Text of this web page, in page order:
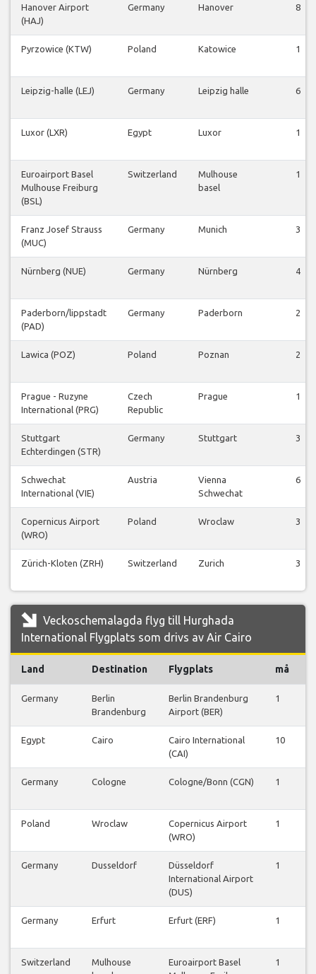
Hanover Airport
(HAJ)
Germany Hanover 8
Pyrzowice (KTW) Poland Katowice 1
Leipzig-halle (LEJ) Germany Leipzig halle 6
Luxor (LXR) Egypt Luxor 1
Euroairport Basel
Mulhouse Freiburg
(BSL)
Switzerland
Mulhouse
basel
1
Franz Josef Strauss
(MUC)
Germany Munich 3
Nürnberg (NUE) Germany Nürnberg 4
Paderborn/lippstadt
(PAD)
Germany Paderborn 2
Lawica (POZ) Poland Poznan 2
Prague - Ruzyne
International (PRG)
Czech
Republic
Prague 1
Stuttgart
Echterdingen (STR)
Germany Stuttgart 3
Schwechat
International (VIE)
Austria
Vienna
Schwechat
6
Copernicus Airport
(WRO)
Poland Wroclaw 3
Zürich-Kloten (ZRH) Switzerland Zurich 3
Veckoschemalagda flyg till Hurghada
International Flygplats som drivs av Air Cairo
Land Destination Flygplats må
Germany
Berlin
Brandenburg
Berlin Brandenburg
Airport (BER)
1
Egypt Cairo
Cairo International
(CAI)
10
Germany Cologne Cologne/Bonn (CGN) 1
Poland Wroclaw
Copernicus Airport
(WRO)
1
Germany Dusseldorf
Düsseldorf
International Airport
(DUS)
1
Germany Erfurt Erfurt (ERF) 1
Switzerland
Mulhouse
Euroairport Basel
1